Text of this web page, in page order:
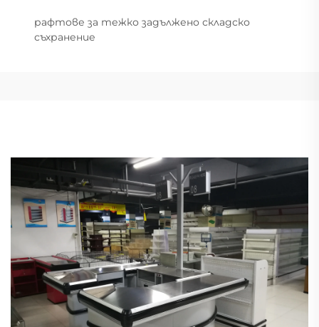
рафтове за тежко задължено складско
съхранение